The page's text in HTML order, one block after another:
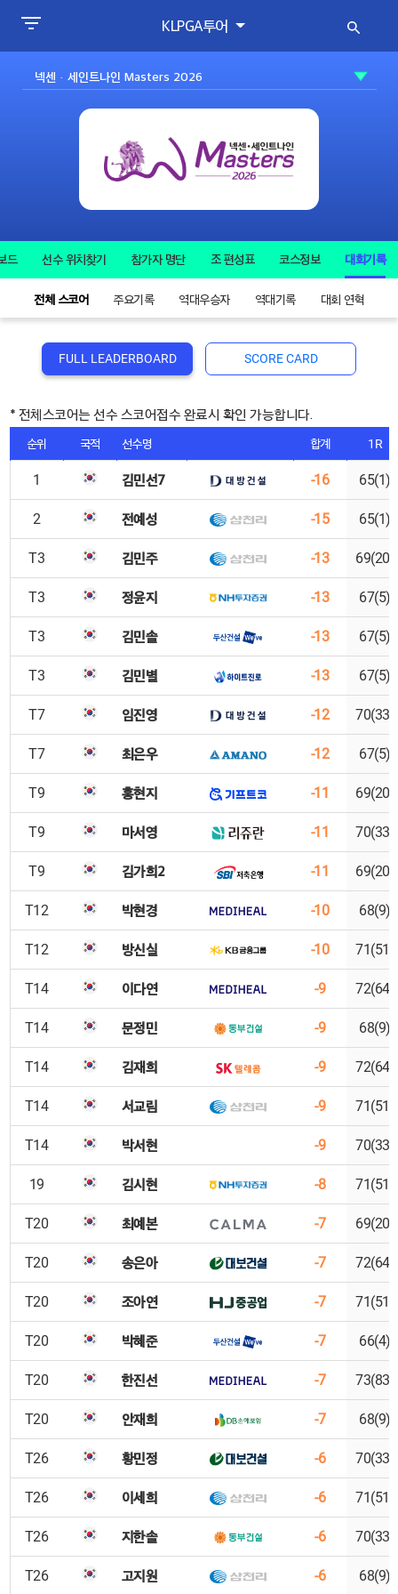
KLPGA투어
드 선수 위치찾기 참가자 명단 조 편성표 코스정보 대회기록
전체 스코어 주요기록 역대우승자 역대기록 대회 연혁
FULL LEADERBOARD SCORE CARD
* 전체스코어는 선수 스코어접수 완료시 확인 가능합니다.
순위 국적 선수명 합계 1R
1 김민선7 -16 65(1)
2 전예성 -15 65(1)
T3 김민주 -13 69(20)
T3 정윤지 -13 67(5)
T3 김민솔 -13 67(5)
T3 김민별 -13 67(5)
T7 임진영 -12 70(33)
T7 최은우 -12 67(5)
T9 홍현지 -11 69(20)
T9 마서영 -11 70(33)
T9 김가희2 -11 69(20)
T12 박현경 -10 68(9)
T12 방신실 -10 71(51)
T14 이다연 -9 72(64)
T14 문정민 -9 68(9)
T14 김재희 -9 72(64)
T14 서교림 -9 71(51)
T14 박서현 -9 70(33)
19 김시현 -8 71(51)
T20 최예본 -7 69(20)
T20 송은아 -7 72(64)
T20 조아연 -7 71(51)
T20 박혜준 -7 66(4)
T20 한진선 -7 73(83)
T20 안재희 -7 68(9)
T26 황민정 -6 70(33)
T26 이세희 -6 71(51)
T26 지한솔 -6 70(33)
T26 고지원 -6 68(9)